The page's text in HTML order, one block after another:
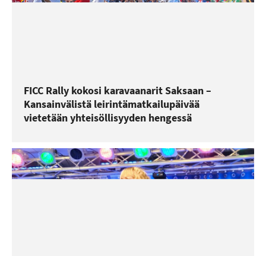
FICC Rally kokosi karavaanarit Saksaan –
Kansainvälistä leirintämatkailupäivää
vietetään yhteisöllisyyden hengessä